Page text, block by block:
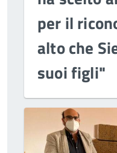
per il
alto che
suoi figli"